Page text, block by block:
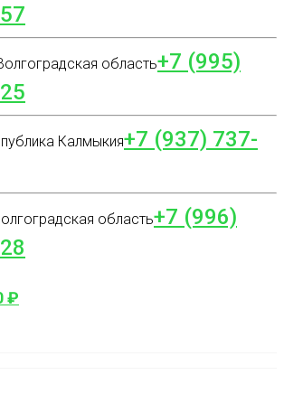
область+7 (995)
Калмыкия+7 (937) 737-
область+7 (996)
₽